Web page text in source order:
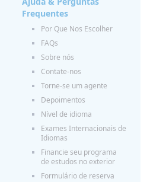
Frequentes
Por Que Nos Escolher
FAQs
Sobre nós
Contate-nos
Torne-se um agente
Depoimentos
Nível de idioma
Exames Internacionais de
Idiomas
Financie seu programa
de estudos no exterior
Formulário de reserva